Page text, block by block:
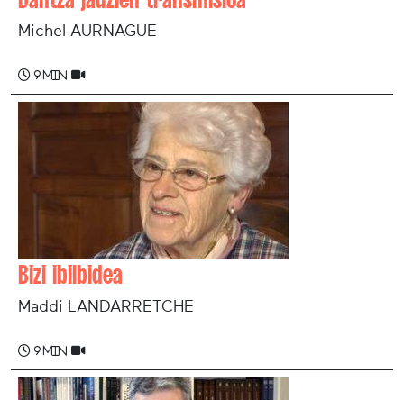
Michel AURNAGUE
9 min
Bizi ibilbidea
Maddi LANDARRETCHE
9 min